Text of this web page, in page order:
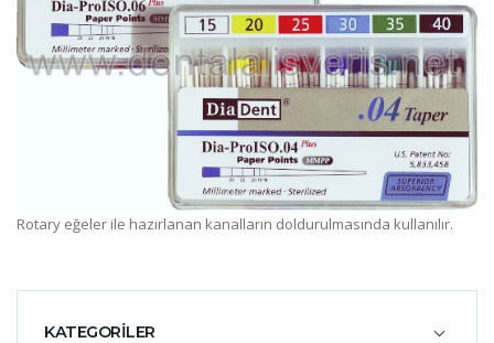
KATEGORİLER
Rotary eğeler ile hazırlanan kanalların doldurulmasında kullanılır.